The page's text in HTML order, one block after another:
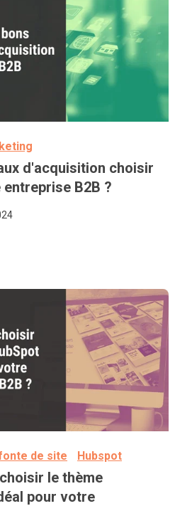
d'acquisition choisir
B2B ?
de site Hubspot
le thème
pour votre